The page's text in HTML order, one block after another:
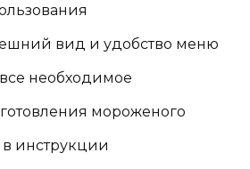
вид и удобство меню
необходимое
мороженого
в инструкции